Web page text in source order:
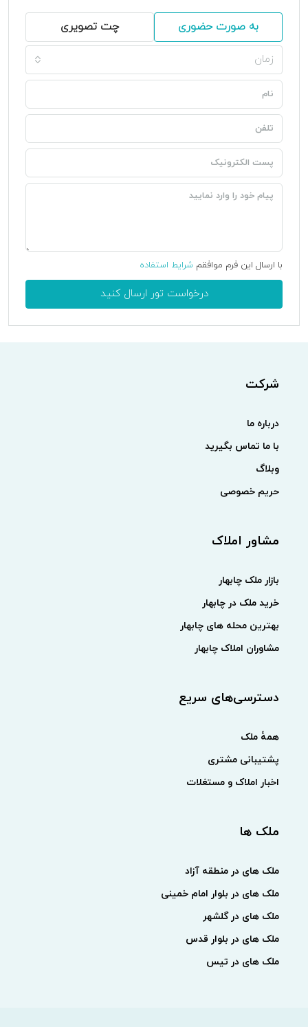
به صورت حضوری چت تصویری
زمان
با ارسال این فرم موافقم شرایط استفاده
درخواست تور ارسال کنید
شرکت
درباره ما
با ما تماس بگیرید
وبلاگ
حریم خصوصی
مشاور املاک
بازار ملک چابهار
خرید ملک در چابهار
بهترین محله های چابهار
مشاوران املاک چابهار
دسترسی‌های سریع
همهٔ ملک
پشتیبانی مشتری
اخبار املاک و مستغلات
ملک ها
ملک های در منطقه آزاد
ملک های در بلوار امام خمینی
ملک های در گلشهر
ملک های در بلوار قدس
ملک های در تیس